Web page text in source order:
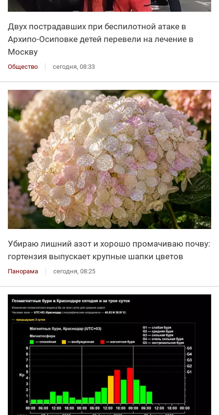
Двух пострадавших при беспилотной атаке в
Архипо-Осиповке детей перевели на лечение в
Москву
Общество сегодня, 08:33
Убираю лишний азот и хорошо промачиваю почву:
гортензия выпускает крупные шапки цветов
Панорама сегодня, 08:25